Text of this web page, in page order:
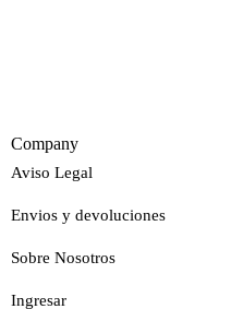
Company
Aviso Legal
Envios y devoluciones
Sobre Nosotros
Ingresar